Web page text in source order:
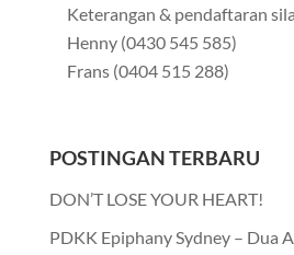
Keterangan & pendaftaran
Henny (0430 545 585)
Frans (0404 515 288)
POSTINGAN TERBARU
DON’T LOSE YOUR HEART!
PDKK Epiphany Sydney – Dua